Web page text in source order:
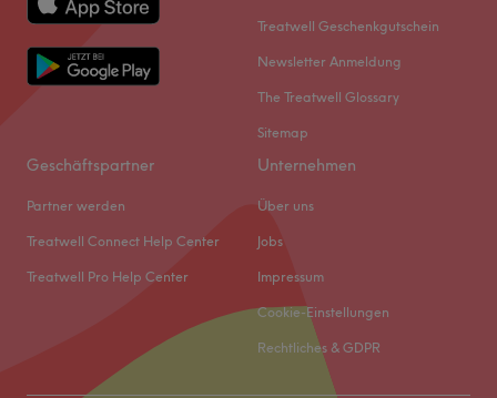
Treatwell Geschenkgutschein
Newsletter Anmeldung
The Treatwell Glossary
Sitemap
Geschäftspartner
Partner werden
Treatwell Connect Help Center
Treatwell Pro Help Center
Unternehmen
Über uns
Jobs
Impressum
Cookie-Einstellungen
Rechtliches & GDPR